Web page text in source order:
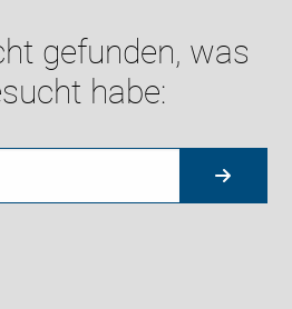
gefunden, was
habe: